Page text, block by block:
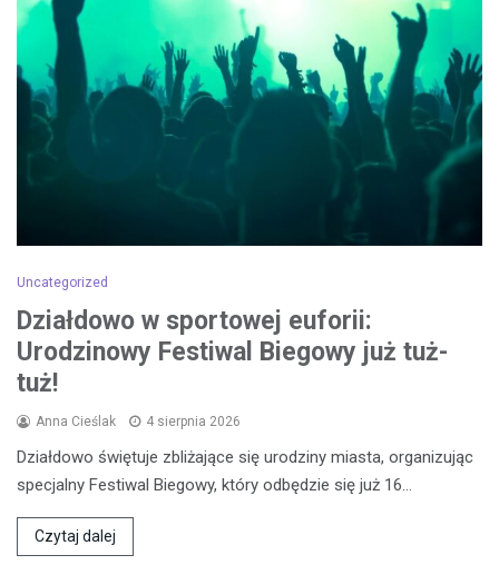
Uncategorized
Działdowo w sportowej euforii:
Urodzinowy Festiwal Biegowy już tuż-
tuż!
Anna Cieślak 4 sierpnia 2026
Działdowo świętuje zbliżające się urodziny miasta, organizując
specjalny Festiwal Biegowy, który odbędzie się już 16…
Czytaj dalej